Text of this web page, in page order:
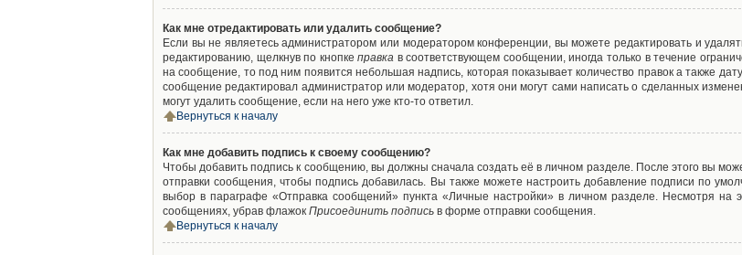
Как мне отредактировать или удалить сообщение?
Если вы не являетесь администратором или модератором конференции, вы можете редактировать и
редактированию, щелкнув по кнопкеправка в соответствующем сообщении, иногда только в течение
на сообщение, то под ним появится небольшая надпись, которая показывает количество правок а также
сообщение редактировал администратор или модератор, хотя они могут сами написать о сделанных
могут удалить сообщение, если на него уже кто-то ответил.
Вернуться к началу
Как мне добавить подпись к своему сообщению?
Чтобы добавить подпись к сообщению, вы должны сначала создать её в личном разделе. После этого вы
отправки сообщения, чтобы подпись добавилась. Вы также можете настроить добавление подписи по
выбор в параграфе «Отправка сообщений» пункта «Личные настройки» в личном разделе. Несмотря на
сообщениях, убрав флажок Присоединить подпись в форме отправки сообщения.
Вернуться к началу